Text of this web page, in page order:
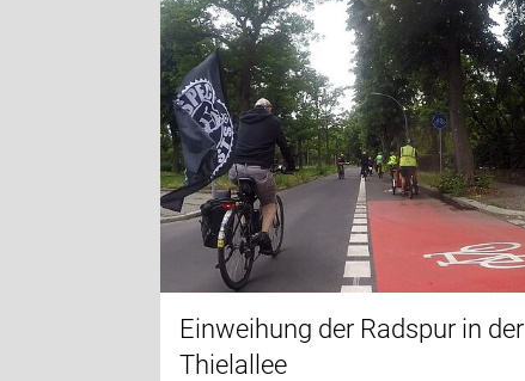
Einweihung der Radspur in der
Thielallee